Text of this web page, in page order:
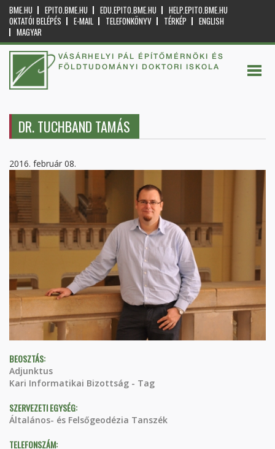
BME.HU EPITO.BME.HU EDU.EPITO.BME.HU
HELP.EPITO.BME.HU
OKTATÓI BELÉPÉS
E-MAIL TELEFONKÖNYV TÉRKÉP
ENGLISH
MAGYAR
VÁSÁRHELYI PÁL ÉPÍTŐMÉRNÖKI ÉS
FÖLDTUDOMÁNYI DOKTORI ISKOLA
DR. TUCHBAND TAMÁS
2016. február 08.
BEOSZTÁS:
Adjunktus
Kari Informatikai Bizottság - Tag
SZERVEZETI EGYSÉG:
Általános- és Felsőgeodézia Tanszék
TELEFONSZÁM: